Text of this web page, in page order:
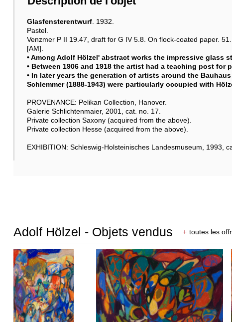
Glasfensterentwurf. 1932.
Pastel.
Venzmer P II 19.47, draft for G IV 5.8. On flock-coated paper.
[AM].
• Among Adolf Hölzel' abstract works the impressive glass
• Between 1906 and 1918 the artist had a teaching post for
• In later years the generation of artists around the
Schlemmer (1888-1943) were particularly occupied with
PROVENANCE: Pelikan Collection, Hanover.
Galerie Schlichtenmaier, 2001, cat. no. 17.
Private collection Saxony (acquired from the above).
Private collection Hesse (acquired from the above).
EXHIBITION: Schleswig-Holsteinisches Landesmuseum, 1993,
Adolf Hölzel - Objets vendus + toutes les